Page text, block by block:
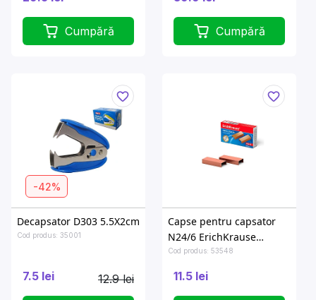
Cumpără Cumpără
-42%
Decapsator D303 5.5X2cm
Cod produs: 35001
7.5 lei 12.9 lei
Capse pentru capsator
N24/6 ErichKrause
1000buc, acoperire cupru
Cod produs: 53548
11.5 lei